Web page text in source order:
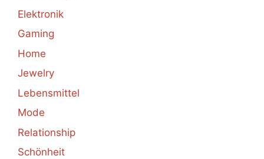
Elektronik
Gaming
Home
Jewelry
Lebensmittel
Mode
Relationship
Schönheit